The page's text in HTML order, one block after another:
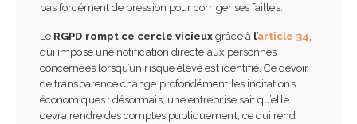
pas forcément de pression pour corriger ses failles.
Le RGPD rompt ce cercle vicieux grâce à l’article 34
qui impose une notification directe aux personnes
concernées lorsqu’un risque élevé est identifié. Ce devoir
de transparence change profondément les incitations
économiques : désormais, une entreprise sait qu’elle
devra rendre des comptes publiquement, ce qui rend